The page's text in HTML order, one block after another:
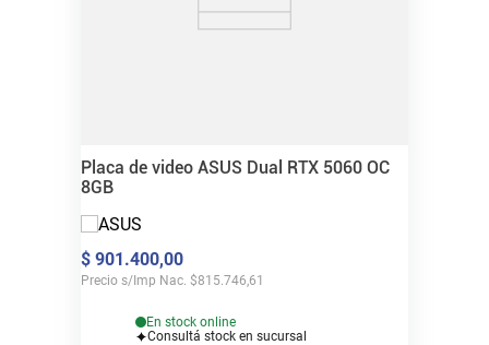
Placa de video ASUS Dual RTX 5060 OC
8GB
$ 901.400,00
Precio s/Imp Nac. $815.746,61
En stock online
Consultá stock en sucursal